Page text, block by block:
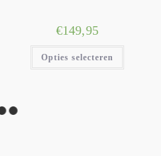
€149,95
Opties selecteren